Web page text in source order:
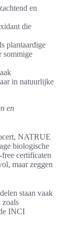
en
die
plantaardige
sommige
in natuurlijke
en
NATRUE
biologische
certificaten
maar zeggen
staan vaak
zoals
INCI